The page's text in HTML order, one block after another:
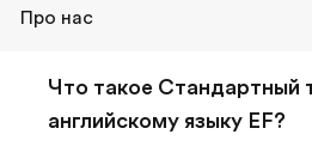
Про нас
Информация об EF
Что такое Стандартный
английскому языку EF?